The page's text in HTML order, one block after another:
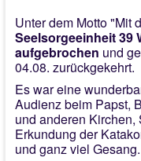
Unter dem Motto "Mit
Seelsorgeeinheit 39
aufgebrochen und
04.08. zurückgekehrt.
Es war eine
Audienz beim Papst,
und anderen
Erkundung der
und ganz viel Gesang.